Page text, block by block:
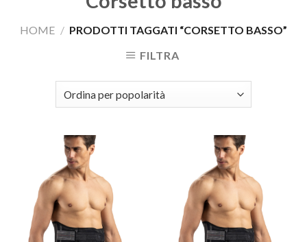
HOME / PRODOTTI TAGGATI “CORSETTO BASSO”
FILTRA